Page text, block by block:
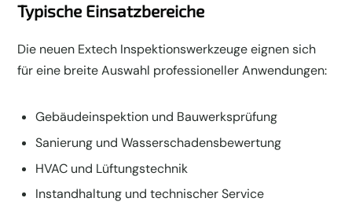
Typische Einsatzbereiche
Die neuen Extech Inspektionswerkzeuge eignen sich
für eine breite Auswahl professioneller Anwendungen:
Gebäudeinspektion und Bauwerksprüfung
Sanierung und Wasserschadensbewertung
HVAC und Lüftungstechnik
Instandhaltung und technischer Service